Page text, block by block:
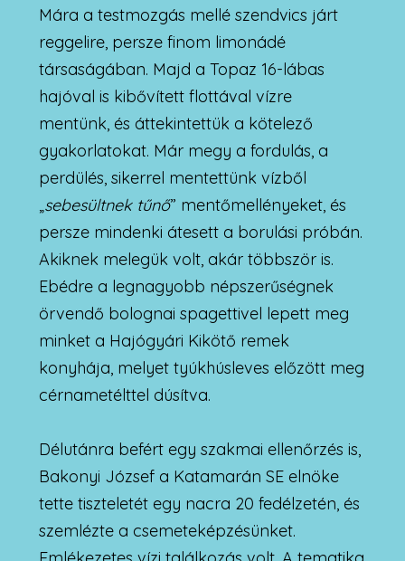
Mára a testmozgás mellé szendvics járt
reggelire, persze finom limonádé
társaságában. Majd a Topaz 16-lábas
hajóval is kibővített flottával vízre
mentünk, és áttekintettük a kötelező
gyakorlatokat. Már megy a fordulás, a
perdülés, sikerrel mentettünk vízből
„sebesültnek tűnő” mentőmellényeket, és
persze mindenki átesett a borulási próbán.
Akiknek melegük volt, akár többször is.
Ebédre a legnagyobb népszerűségnek
örvendő bolognai spagettivel lepett meg
minket a Hajógyári Kikötő remek
konyhája, melyet tyúkhúsleves előzött meg
cérnametélttel dúsítva.
Délutánra befért egy szakmai ellenőrzés is,
Bakonyi József a Katamarán SE elnöke
tette tiszteletét egy nacra 20 fedélzetén, és
szemlézte a csemeteképzésünket.